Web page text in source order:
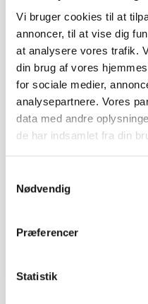
Vi bruger cookies til at
annoncer, til at vise dig
at analysere vores trafik.
din brug af vores
for sociale medier,
analysepartnere. Vores
data med andre
de har indsamlet fra din
Nødvendig
Præferencer
Statistik
SKU: 90029
136,00kr.ekskl. moms